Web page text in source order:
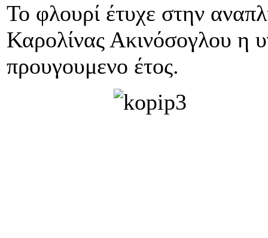
Το φλουρί έτυχε στην
Καρολίνας Ακινόσογλου η
προυγουμενο έτος.